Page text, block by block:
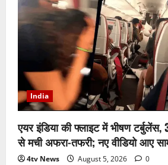
India
एयर इंडिया की फ्लाइट में भीषण टर्बुलेंस,
से मची अफरा-तफरी; नए वीडियो आए
4tv News August 5, 2026 0